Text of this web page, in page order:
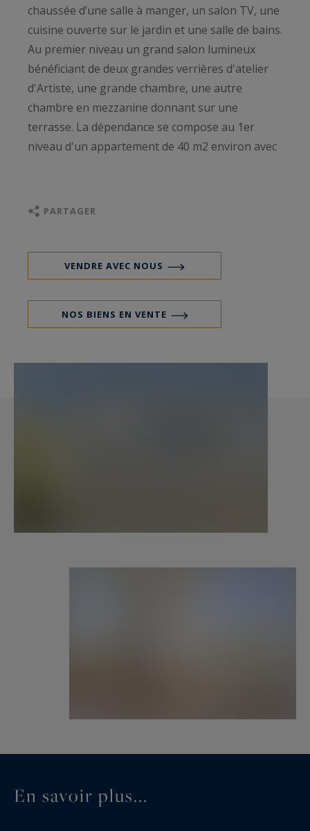
chaussée d’une salle à manger, un salon TV, une
cuisine ouverte sur le jardin et une salle de bains.
Au premier niveau un grand salon lumineux
bénéficiant de deux grandes verrières d'atelier
d'Artiste, une grande chambre, une autre
chambre en mezzanine donnant sur une
terrasse. La dépendance se compose au 1er
niveau d'un appartement de 40 m2 environ avec
bureau. Au rez-de-chaussée un studio
salle d'eau et une kitchenette. Attenant au
studio, un garage complète ce bien. Paris Ouest
Sotheby's International Realty. Votre contact
Jean-Charles Engel: 06.09.68.26.55.
PARTAGER
VENDRE AVEC NOUS
NOS BIENS EN VENTE
En savoir plus...